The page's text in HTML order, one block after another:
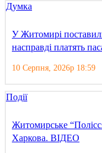
Думка
У Житомирі
насправді платять
10 Серпня, 2026р 18:59
Події
Житомирське
Харкова. ВІДЕО